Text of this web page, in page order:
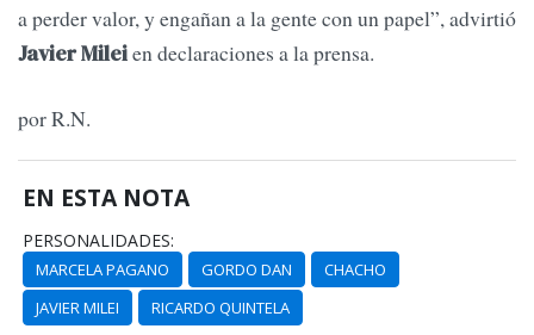
a perder valor, y engañan a la gente con un papel”, advirtió
Javier Mileien declaraciones a la prensa.
por R.N.
EN ESTA NOTA
PERSONALIDADES:
MARCELA PAGANO GORDO DAN
CHACHO
JAVIER MILEI
RICARDO QUINTELA